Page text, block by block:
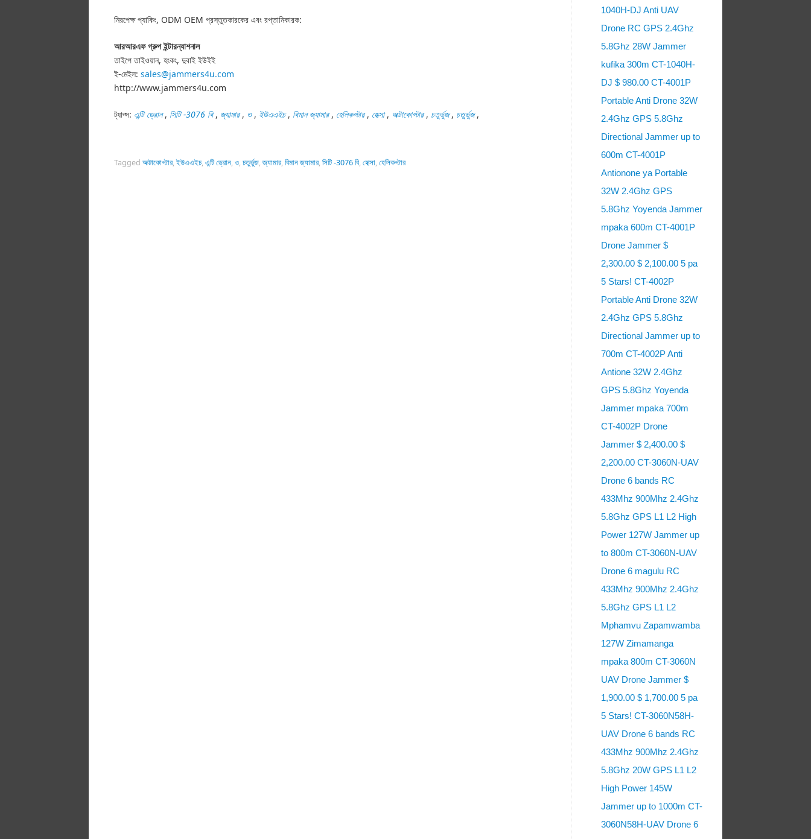
নিরপেক্ষ প্যাকিং, ODM OEM প্রস্তুতকারকের এবং রপ্তানিকারক:
আরআরএফ গ্রুপ ইন্টারন্যাশনাল
তাইপে তাইওয়ান, হংকং, দুবাই ইউইই
ই-মেইল: sales@jammers4u.com
http://www.jammers4u.com
ট্যাগ্স: এন্টি ড্রোন, সিটি -3076 বি, জ্যামার, ও, ইউএএইচ, বিমান জ্যামার, হেলিকপ্টার, হেক্সা, অক্টাকোপ্টার, চতুর্ভুজ, চতুর্ভুজ,
Tagged অক্টাকোপ্টার,ইউএএইচ,এন্টি ড্রোন,ও,চতুর্ভুজ,জ্যামার,বিমান জ্যামার,সিটি -3076 বি,হেক্সা,হেলিকপ্টার
1040H-DJ Anti UAV
Drone RC GPS 2.4Ghz
5.8Ghz 28W Jammer
kufika 300m CT-1040H-
DJ $ 980.00 CT-4001P
Portable Anti Drone 32W
2.4Ghz GPS 5.8Ghz
Directional Jammer up to
600m CT-4001P
Antionone ya Portable
32W 2.4Ghz GPS
5.8Ghz Yoyenda Jammer
mpaka 600m CT-4001P
Drone Jammer $
2,300.00 $ 2,100.00 5 pa
5 Stars! CT-4002P
Portable Anti Drone 32W
2.4Ghz GPS 5.8Ghz
Directional Jammer up to
700m CT-4002P Anti
Antione 32W 2.4Ghz
GPS 5.8Ghz Yoyenda
Jammer mpaka 700m
CT-4002P Drone
Jammer $ 2,400.00 $
2,200.00 CT-3060N-UAV
Drone 6 bands RC
433Mhz 900Mhz 2.4Ghz
5.8Ghz GPS L1 L2 High
Power 127W Jammer up
to 800m CT-3060N-UAV
Drone 6 magulu RC
433Mhz 900Mhz 2.4Ghz
5.8Ghz GPS L1 L2
Mphamvu Zapamwamba
127W Zimamanga
mpaka 800m CT-3060N
UAV Drone Jammer $
1,900.00 $ 1,700.00 5 pa
5 Stars! CT-3060N58H-
UAV Drone 6 bands RC
433Mhz 900Mhz 2.4Ghz
5.8Ghz 20W GPS L1 L2
High Power 145W
Jammer up to 1000m CT-
3060N58H-UAV Drone 6